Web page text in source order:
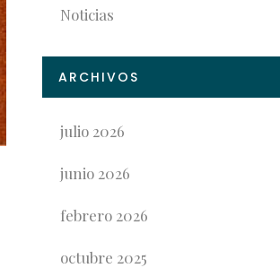
Noticias
ARCHIVOS
julio 2026
junio 2026
febrero 2026
octubre 2025